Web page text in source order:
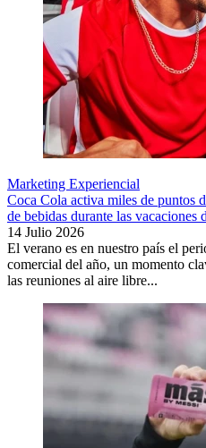
Marketing Experiencial
Coca Cola activa miles de puntos
de bebidas durante las vacaciones
14 Julio 2026
El verano es en nuestro país el
comercial del año, un momento
las reuniones al aire libre...